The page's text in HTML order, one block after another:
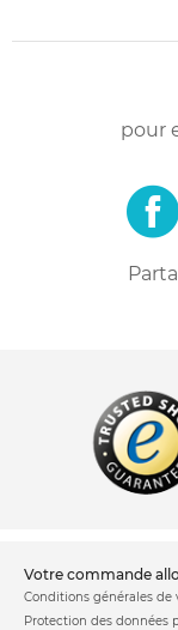
pour
votre commande
Conditions générales de
Protection des données